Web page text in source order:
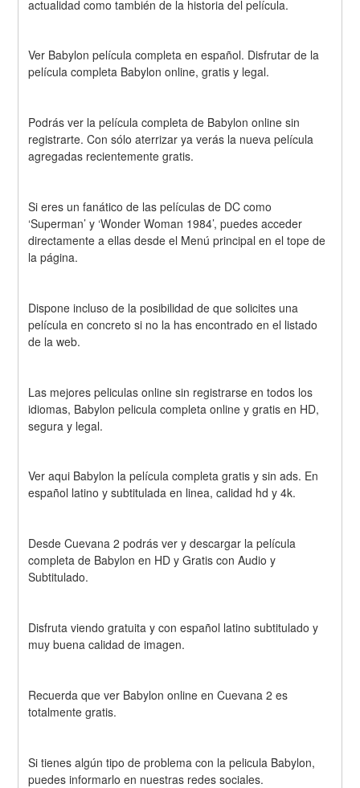
actualidad como también de la historia del película.
Ver Babylon película completa en español. Disfrutar de la
película completa Babylon online, gratis y legal.
Podrás ver la película completa de Babylon online sin
registrarte. Con sólo aterrizar ya verás la nueva película
agregadas recientemente gratis.
Si eres un fanático de las películas de DC como
‘Superman’ y ‘Wonder Woman 1984’, puedes acceder
directamente a ellas desde el Menú principal en el tope de
la página.
Dispone incluso de la posibilidad de que solicites una
película en concreto si no la has encontrado en el listado
de la web.
Las mejores peliculas online sin registrarse en todos los
idiomas, Babylon pelicula completa online y gratis en HD,
segura y legal.
Ver aqui Babylon la película completa gratis y sin ads. En
español latino y subtitulada en linea, calidad hd y 4k.
Desde Cuevana 2 podrás ver y descargar la película
completa de Babylon en HD y Gratis con Audio y
Subtitulado.
Disfruta viendo gratuita y con español latino subtitulado y
muy buena calidad de imagen.
Recuerda que ver Babylon online en Cuevana 2 es
totalmente gratis.
Si tienes algún tipo de problema con la pelicula Babylon,
puedes informarlo en nuestras redes sociales.